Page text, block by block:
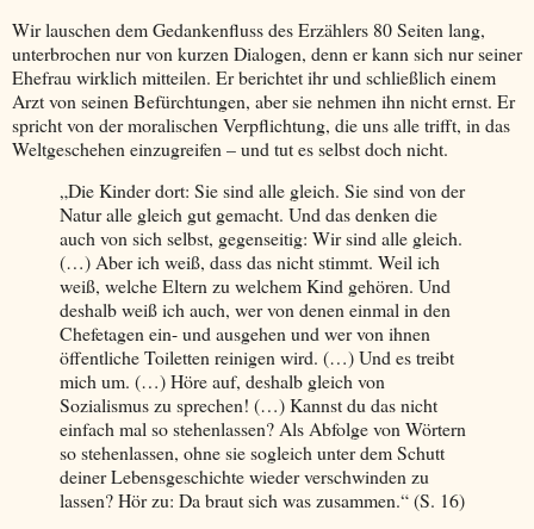
Wir lauschen dem Gedankenfluss des Erzählers 80 Seiten lang,
unterbrochen nur von kurzen Dialogen, denn er kann sich nur seiner
Ehefrau wirklich mitteilen. Er berichtet ihr und schließlich einem
Arzt von seinen Befürchtungen, aber sie nehmen ihn nicht ernst. Er
spricht von der moralischen Verpflichtung, die uns alle trifft, in das
Weltgeschehen einzugreifen – und tut es selbst doch nicht.
„Die Kinder dort: Sie sind alle gleich. Sie sind von der
Natur alle gleich gut gemacht. Und das denken die
auch von sich selbst, gegenseitig: Wir sind alle gleich.
(…) Aber ich weiß, dass das nicht stimmt. Weil ich
weiß, welche Eltern zu welchem Kind gehören. Und
deshalb weiß ich auch, wer von denen einmal in den
Chefetagen ein- und ausgehen und wer von ihnen
öffentliche Toiletten reinigen wird. (…) Und es treibt
mich um. (…) Höre auf, deshalb gleich von
Sozialismus zu sprechen! (…) Kannst du das nicht
einfach mal so stehenlassen? Als Abfolge von Wörtern
so stehenlassen, ohne sie sogleich unter dem Schutt
deiner Lebensgeschichte wieder verschwinden zu
lassen? Hör zu: Da braut sich was zusammen.“ (S. 16)